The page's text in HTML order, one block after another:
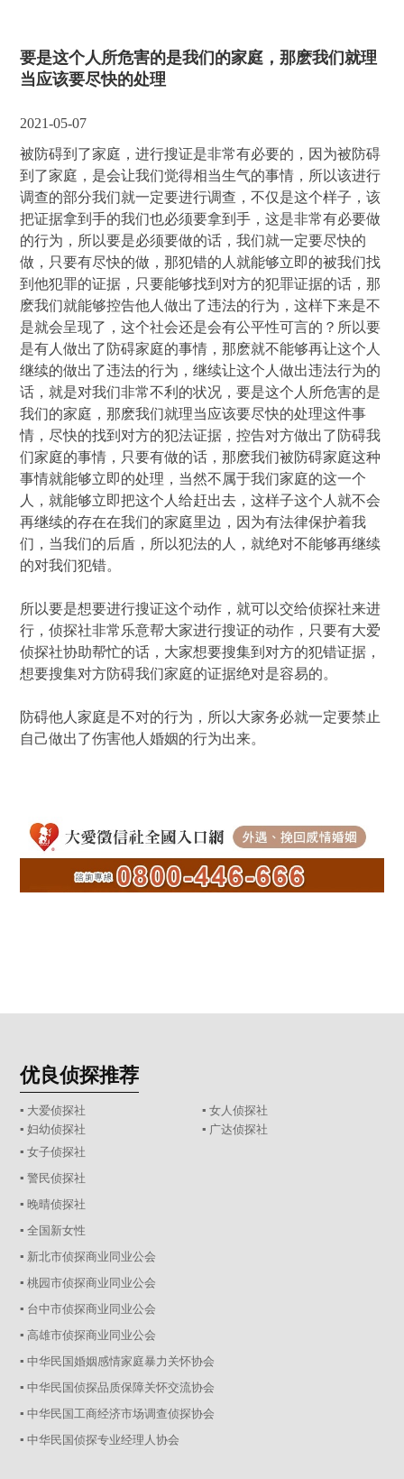
要是这个人所危害的是我们的家庭，那麽我们就理
当应该要尽快的处理
2021-05-07
被防碍到了家庭，进行搜证是非常有必要的，因为被防碍
到了家庭，是会让我们觉得相当生气的事情，所以该进行
调查的部分我们就一定要进行调查，不仅是这个样子，该
把证据拿到手的我们也必须要拿到手，这是非常有必要做
的行为，所以要是必须要做的话，我们就一定要尽快的
做，只要有尽快的做，那犯错的人就能够立即的被我们找
到他犯罪的证据，只要能够找到对方的犯罪证据的话，那
麽我们就能够控告他人做出了违法的行为，这样下来是不
是就会呈现了，这个社会还是会有公平性可言的？所以要
是有人做出了防碍家庭的事情，那麽就不能够再让这个人
继续的做出了违法的行为，继续让这个人做出违法行为的
话，就是对我们非常不利的状况，要是这个人所危害的是
我们的家庭，那麽我们就理当应该要尽快的处理这件事
情，尽快的找到对方的犯法证据，控告对方做出了防碍我
们家庭的事情，只要有做的话，那麽我们被防碍家庭这种
事情就能够立即的处理，当然不属于我们家庭的这一个
人，就能够立即把这个人给赶出去，这样子这个人就不会
再继续的存在在我们的家庭里边，因为有法律保护着我
们，当我们的后盾，所以犯法的人，就绝对不能够再继续
的对我们犯错。
所以要是想要进行搜证这个动作，就可以交给侦探社来进
行，侦探社非常乐意帮大家进行搜证的动作，只要有大爱
侦探社协助帮忙的话，大家想要搜集到对方的犯错证据，
想要搜集对方防碍我们家庭的证据绝对是容易的。
防碍他人家庭是不对的行为，所以大家务必就一定要禁止
自己做出了伤害他人婚姻的行为出来。
优良侦探推荐
▪ 大爱侦探社
▪ 女人侦探社
▪ 妇幼侦探社
▪ 广达侦探社
▪ 女子侦探社
▪ 警民侦探社
▪ 晚晴侦探社
▪ 全国新女性
▪ 新北市侦探商业同业公会
▪ 桃园市侦探商业同业公会
▪ 台中市侦探商业同业公会
▪ 高雄市侦探商业同业公会
▪ 中华民国婚姻感情家庭暴力关怀协会
▪ 中华民国侦探品质保障关怀交流协会
▪ 中华民国工商经济市场调查侦探协会
▪ 中华民国侦探专业经理人协会